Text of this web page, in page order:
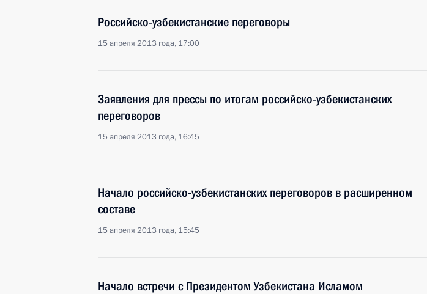
Российско-узбекистанские переговоры
15 апреля 2013 года, 17:00
Заявления для прессы по итогам российско-узбекистанских
переговоров
15 апреля 2013 года, 16:45
Начало российско-узбекистанских переговоров в расширенном
составе
15 апреля 2013 года, 15:45
Начало встречи с Президентом Узбекистана Исламом